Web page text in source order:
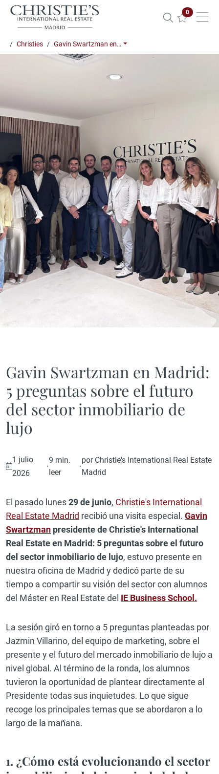
0
Christies Gavin Swartzman en…
Gavin Swartzman en Madrid:
5 preguntas sobre el futuro
del sector inmobiliario de
lujo
1 julio
2026
·
9 min.
leer
·
por Christie's International Real Estate
Madrid
El pasado lunes29 de junio, Christie's International
Real Estate Madrid recibió una visita especial. Gavin
Swartzman presidente de Christie's International
Real Estateen Madrid: 5 preguntas sobre el futuro
del sector inmobiliario de lujo, estuvo presente en
nuestra oficina de Madrid y dedicó parte de su
tiempo a compartir su visión del sector con alumnos
del Máster en Real Estate del IE Business School.
La sesión giró en torno a 5 preguntas planteadas por
Jazmin Villarino, del equipo de marketing, sobre el
presente y el futuro del mercado inmobiliario de lujo a
nivel global. Al término de la ronda, los alumnos
tuvieron la oportunidad de plantear directamente al
Presidente todas sus inquietudes. Lo que sigue
recoge los principales temas que se abordaron a lo
largo de la mañana.
1. ¿Cómo está evolucionando el sector